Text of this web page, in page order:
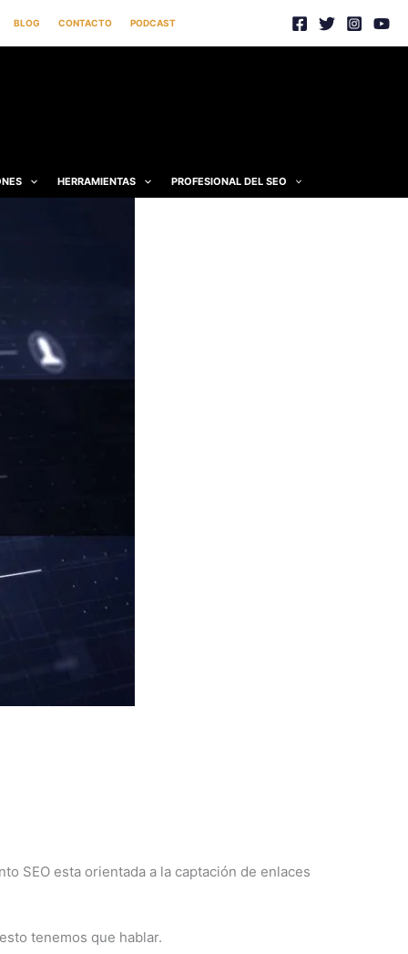
BLOG CONTACTO PODCAST
HERRAMIENTAS PROFESIONAL DEL SEO
SEO esta orientada a la captación de enlaces
tenemos que hablar.